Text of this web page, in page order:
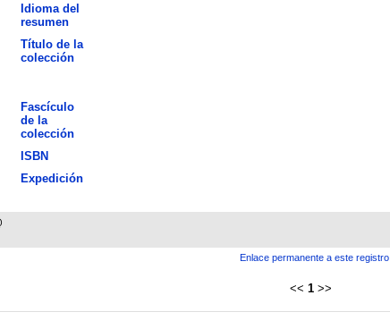
Idioma del
resumen
Título de la
colección
Fascículo
de la
colección
ISBN
Expedición
Enlace permanente a este registro
<< 1 >>